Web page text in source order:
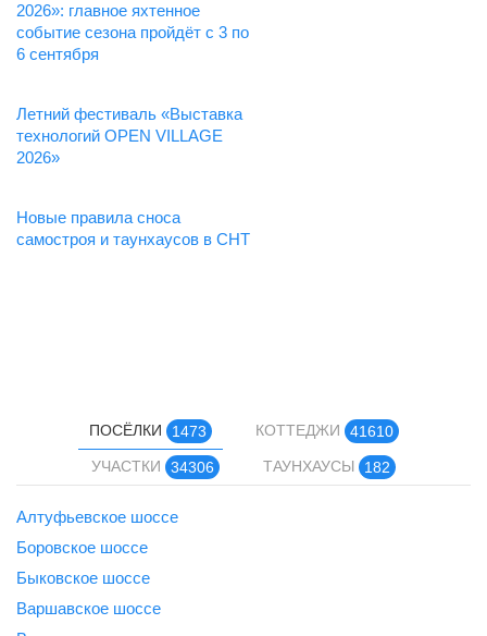
2026»: главное яхтенное
событие сезона пройдёт с 3 по
6 сентября
Летний фестиваль «Выставка
технологий OPEN VILLAGE
2026»
Новые правила сноса
самостроя и таунхаусов в СНТ
ПОСЁЛКИ 1473 КОТТЕДЖИ
41610
УЧАСТКИ
34306 ТАУНХАУСЫ 182
Алтуфьевское шоссе
Боровское шоссе
Быковское шоссе
Варшавское шоссе